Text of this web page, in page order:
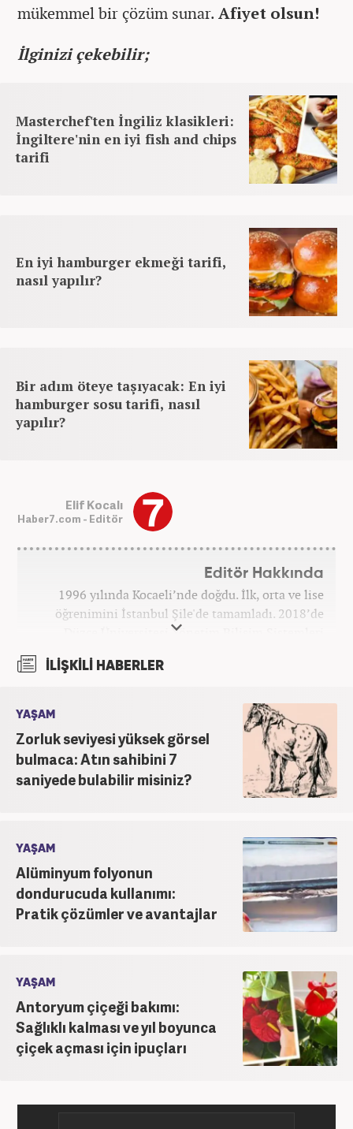
mükemmel bir çözüm sunar.Afiyet olsun!
İlginizi çekebilir;
Masterchef'ten İngiliz klasikleri:
İngiltere'nin en iyi fish and chips
tarifi
En iyi hamburger ekmeği tarifi,
nasıl yapılır?
Bir adım öteye taşıyacak: En iyi
hamburger sosu tarifi, nasıl
yapılır?
Elif Kocalı
Haber7.com - Editör
Editör Hakkında
1996 yılında Kocaeli’nde doğdu. İlk, orta ve lise
öğrenimini İstanbul Şile'de tamamladı. 2018’de
Düzce Üniversitesi Yönetim Bilişim Sistemleri
bağlı Haber7.com bünyesinde ‘SEO Editörü’
İLİŞKİLİ HABERLER
YAŞAM
Zorluk seviyesi yüksek görsel
bulmaca: Atın sahibini 7
saniyede bulabilir misiniz?
YAŞAM
Alüminyum folyonun
dondurucuda kullanımı:
Pratik çözümler ve avantajlar
YAŞAM
Antoryum çiçeği bakımı:
Sağlıklı kalması ve yıl boyunca
çiçek açması için ipuçları